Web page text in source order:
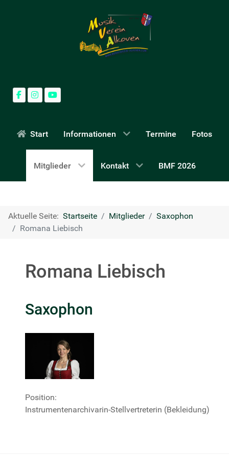
Start Informationen Termine Fotos
Mitglieder Kontakt BMF 2026
Aktuelle Seite: Startseite Mitglieder
Saxophon
Romana Liebisch
Romana Liebisch
Saxophon
Position:
Instrumentenarchivarin-Stellvertreterin (Bekleidung)